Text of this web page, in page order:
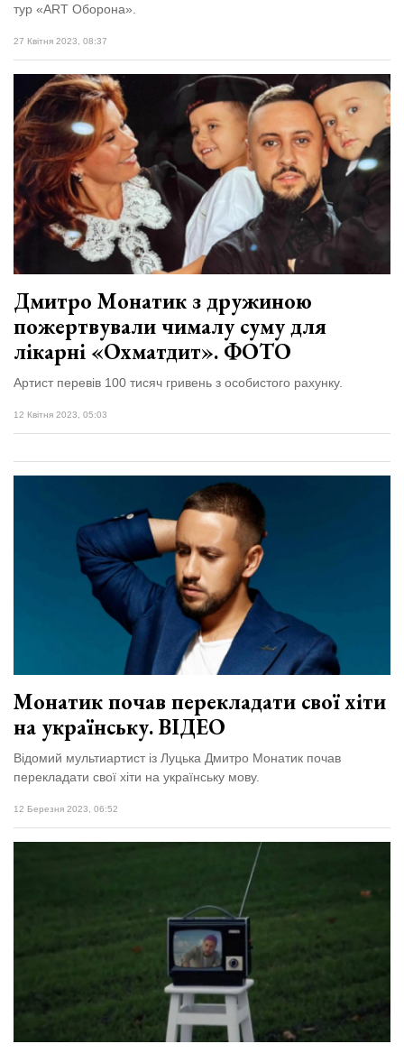
тур «ART Оборона».
27 Квітня 2023, 08:37
Дмитро Монатик з дружиною
пожертвували чималу суму для
лікарні «Охматдит». ФОТО
Артист перевів 100 тисяч гривень з особистого рахунку.
12 Квітня 2023, 05:03
Монатик почав перекладати свої хіти
на українську. ВІДЕО
Відомий мультиартист із Луцька Дмитро Монатик почав
перекладати свої хіти на українську мову.
12 Березня 2023, 06:52